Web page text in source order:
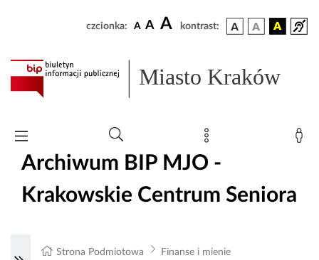
czcionka: A A A kontrast:
Miasto Kraków
Archiwum BIP MJO -
Krakowskie Centrum Seniora
Strona Podmiotowa
Finanse i mienie